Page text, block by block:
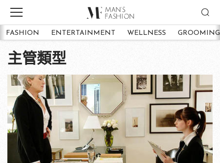
FASHION ENTERTAINMENT WELLNESS GROOMING
主管類型